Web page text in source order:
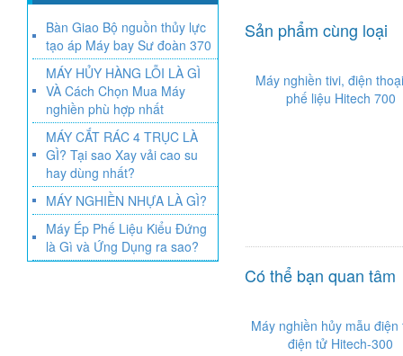
Bàn Giao Bộ nguồn thủy lực
tạo áp Máy bay Sư đoàn 370
MÁY HỦY HÀNG LỖI LÀ GÌ
VÀ Cách Chọn Mua Máy
nghiền phù hợp nhất
MÁY CẮT RÁC 4 TRỤC LÀ
GÌ? Tại sao Xay vải cao su
hay dùng nhất?
MÁY NGHIỀN NHỰA LÀ GÌ?
Máy Ép Phế Liệu Kiểu Đứng
là Gì và Ứng Dụng ra sao?
Sản phẩm cùng loại
Máy nghiền tivi, điện
phế liệu Hitech 700
Có thể bạn quan tâm
Máy nghiền hủy mẫu điện
điện tử Hitech-300